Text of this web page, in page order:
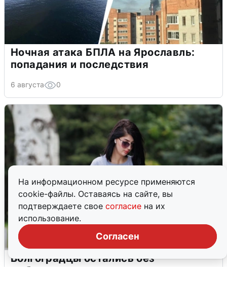
На информационном ресурсе применяются
cookie-файлы. Оставаясь на сайте, вы
подтверждаете свое согласие на их
использование.
Согласен
Ночная атака БПЛА на Ярославль:
попадания и последствия
6 августа 0
Волгоградцы остались без
мобильного интернета